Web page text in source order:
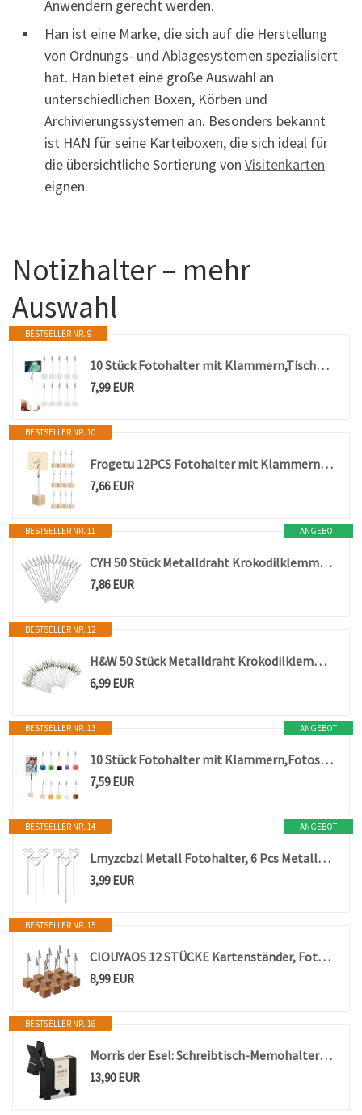
Anwendern gerecht werden.
Han ist eine Marke, die sich auf die Herstellung
von Ordnungs- und Ablagesystemen spezialisiert
hat. Han bietet eine große Auswahl an
unterschiedlichen Boxen, Körben und
Archivierungssystemen an. Besonders bekannt
ist HAN für seine Karteiboxen, die sich ideal für
die übersichtliche Sortierung von Visitenkarten
eignen.
Notizhalter – mehr
Auswahl
BESTSELLER NR. 9
10 Stück Fotohalter mit Klammern,Tischkartenhalter Clips,Kartenhalter Tisch,Foto Halter mit Klammer,Kartenständer,Postkartenhalter Holz Fotoständer Clip für Hausdekoration,Party,Büro,Hochzeits
7,99 EUR
BESTSELLER NR. 10
Frogetu 12PCS Fotohalter mit Klammern,Memo Clip Halter Ständer,Notizhalter,Fotoständer,Fotoaufsteller,Kartenhalter Tisch,Zettelhalter,Postkartenhalter,Fotohalter,Notizzettel Halter,Memohalter Klemmen
7,66 EUR
ANGEBOT
BESTSELLER NR. 11
CYH 50 Stück Metalldraht Krokodilklemmen, Karte Hinweis Foto Memo Clip Halter Ständer, für Fotokarte Hinweis Memo Büroklammer, DIY Hochzeit Geburtstag Party Tischdeko, CYH190-1
7,86 EUR
BESTSELLER NR. 12
H&W 50 Stück Metalldraht Krokodilklemmen,Langschwänzige Memo Clip Tischnummernhalter,Platzkartenhalter,Bildhalter für Handwerk,Karte,Memo,Foto,Bildständer,Notiz,Party,Hochzeit
6,99 EUR
ANGEBOT
BESTSELLER NR. 13
10 Stück Fotohalter mit Klammern,Fotoständer,Memo Clip Halter,Postkartenhalter,Kartenhalter Holz,Zettelhalter,Tischkartenhalter,Fotoaufsteller Tisch,Bilderhalter Notizhalter für Hausdekoration,Büro
7,59 EUR
ANGEBOT
BESTSELLER NR. 14
Lmyzcbzl Metall Fotohalter, 6 Pcs Metalldrähte Memo Clip, Kartenhalter in Herzform, Tischnummer Clip, für Party Geburtstag Hochzeit Kuchen Dekor, 13 x 3.2 cm（Silber）
3,99 EUR
BESTSELLER NR. 15
CIOUYAOS 12 STÜCKE Kartenständer, Fotohalter mit Klammern, Memo Clip Halter, Weihnachts Kartenhalter mit Krokodilverschluss Holzsockel Fotoständer Tischkartenhalter, für Bilder Karten Notizen
8,99 EUR
BESTSELLER NR. 16
Morris der Esel: Schreibtisch-Memohalter | Niedliches Schreibtischzubehör & Bürobedarf | Schreibtischdekoration | Schreibtischbedarf: Halter & Spender | Haftnotiz-Halter |von Monkey Business (Schwarz)
13,90 EUR